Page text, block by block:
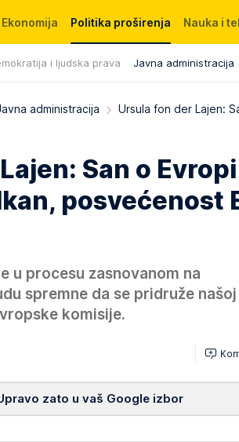
Ekonomija Politika proširenja
i ljudska prava Javna administracija
Nauka i
administracija
Ursula fon der Lajen:
San o
posvećenost
u procesu zasnovanom na
spremne da se pridruže našoj
komisije.
zato u vaš Google izbor